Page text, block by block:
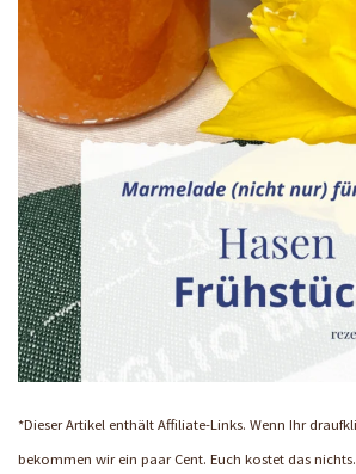
*Dieser Artikel enthält Affiliate-Links. Wenn Ihr
bekommen wir ein paar Cent. Euch kostet das